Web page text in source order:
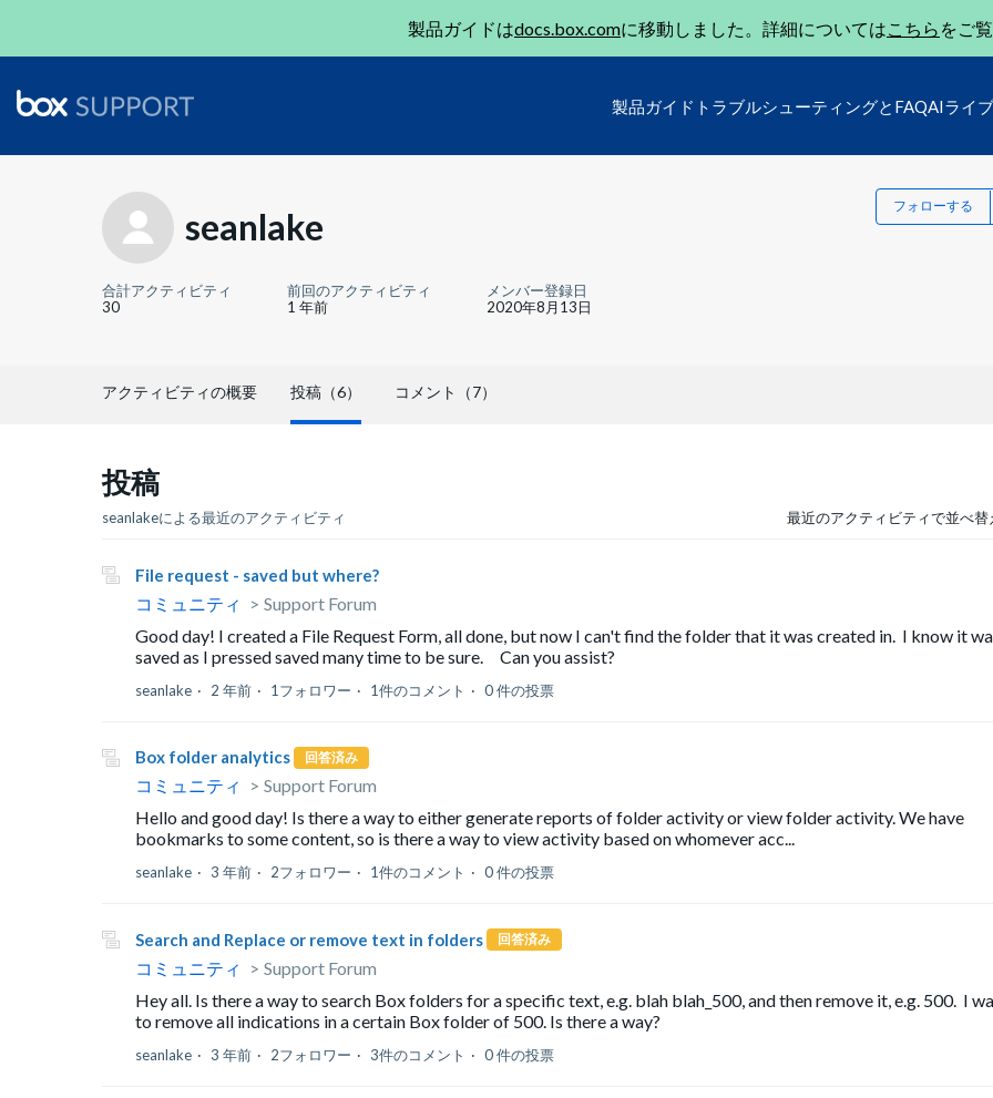
製品ガイドはdocs.box.comに移動しました。詳細についてはこちら をご
製品ガイド トラブルシューティングとFAQAIライ
seanlake フォローする
合計アクティビティ
30
前回のアクティビティ
1 年前
メンバー登録日
2020年8月13日
アクティビティの概要 投稿（6） コメント（7）
投稿
seanlakeによる最近のアクティビティ 最近のアクティビティで並べ
File request - saved but where?
コミュニティ
Support Forum
Good day! I created a File Request Form, all done, but now I can't find the folder that it was created in. I know it
saved as I pressed saved many time to be sure. Can you assist?
seanlake 2 年前 1フォロワー 1件のコメント 0 件の投票
Box folder analytics 回答済み
コミュニティ
Support Forum
Hello and good day! Is there a way to either generate reports of folder activity or view folder activity. We have
bookmarks to some content, so is there a way to view activity based on whomever acc...
seanlake 3 年前 2フォロワー 1件のコメント 0 件の投票
Search and Replace or remove text in folders 回答済み
コミュニティ
Support Forum
Hey all. Is there a way to search Box folders for a specific text, e.g. blah blah_500, and then remove it, e.g. 500. I
to remove all indications in a certain Box folder of 500. Is there a way?
seanlake 3 年前 2フォロワー 3件のコメント 0 件の投票